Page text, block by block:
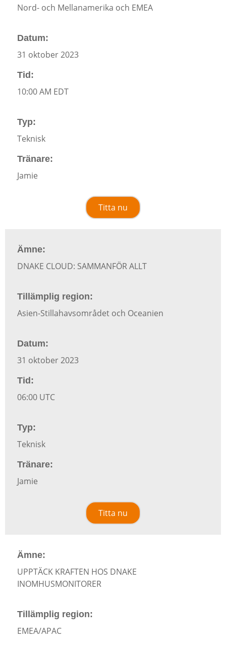
Nord- och Mellanamerika och EMEA
Datum:
31 oktober 2023
Tid:
10:00 AM EDT
Typ:
Teknisk
Tränare:
Jamie
Titta nu
Ämne:
DNAKE CLOUD: SAMMANFÖR ALLT
Tillämplig region:
Asien-Stillahavsområdet och Oceanien
Datum:
31 oktober 2023
Tid:
06:00 UTC
Typ:
Teknisk
Tränare:
Jamie
Titta nu
Ämne:
UPPTÄCK KRAFTEN HOS DNAKE
INOMHUSMONITORER
Tillämplig region:
EMEA/APAC